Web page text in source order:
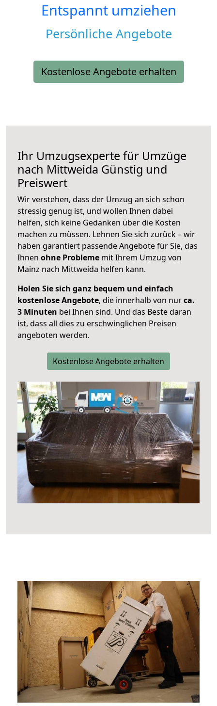
Entspannt umziehen
Persönliche Angebote
Kostenlose Angebote erhalten
Ihr Umzugsexperte für Umzüge
nach Mittweida Günstig und
Preiswert
Wir verstehen, dass der Umzug an sich schon
stressig genug ist, und wollen Ihnen dabei
helfen, sich keine Gedanken über die Kosten
machen zu müssen. Lehnen Sie sich zurück – wir
haben garantiert passende Angebote für Sie, das
Ihnen ohne Probleme mit Ihrem Umzug von
Mainz nach Mittweida helfen kann.
Holen Sie sich ganz bequem und einfach
kostenlose Angebote, die innerhalb von nurca.
3 Minuten bei Ihnen sind. Und das Beste daran
ist, dass all dies zu erschwinglichen Preisen
angeboten werden.
Kostenlose Angebote erhalten